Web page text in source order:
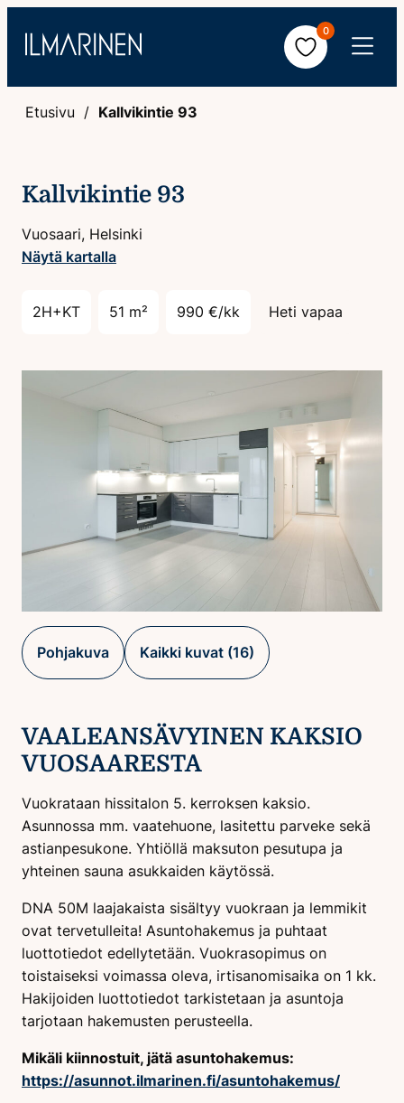
sisältöön
0
Avaa
valikko
Etusivu Kallvikintie 93
Kallvikintie 93
Vuosaari, Helsinki
Näytä kartalla
2H+KT 51 m² 990 €/kk Heti vapaa
Pohjakuva Kaikki kuvat (16)
VAALEANSÄVYINEN KAKSIO
VUOSAARESTA
Vuokrataan hissitalon 5. kerroksen kaksio.
Asunnossa mm. vaatehuone, lasitettu parveke sekä
astianpesukone. Yhtiöllä maksuton pesutupa ja
yhteinen sauna asukkaiden käytössä.
DNA 50M laajakaista sisältyy vuokraan ja lemmikit
ovat tervetulleita! Asuntohakemus ja puhtaat
luottotiedot edellytetään. Vuokrasopimus on
toistaiseksi voimassa oleva, irtisanomisaika on 1 kk.
Hakijoiden luottotiedot tarkistetaan ja asuntoja
tarjotaan hakemusten perusteella.
Mikäli kiinnostuit, jätä asuntohakemus:
https://asunnot.ilmarinen.fi/asuntohakemus/